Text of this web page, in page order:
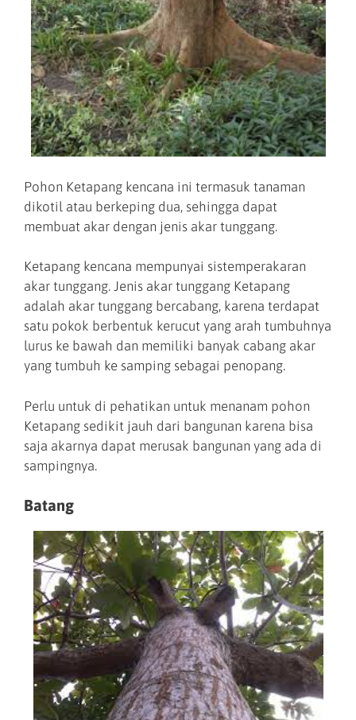
Pohon Ketapang kencana ini termasuk tanaman
dikotil atau berkeping dua, sehingga dapat
membuat akar dengan jenis akar tunggang.
Ketapang kencana mempunyai sistemperakaran
akar tunggang. Jenis akar tunggang Ketapang
adalah akar tunggang bercabang, karena terdapat
satu pokok berbentuk kerucut yang arah tumbuhnya
lurus ke bawah dan memiliki banyak cabang akar
yang tumbuh ke samping sebagai penopang.
Perlu untuk di pehatikan untuk menanam pohon
Ketapang sedikit jauh dari bangunan karena bisa
saja akarnya dapat merusak bangunan yang ada di
sampingnya.
Batang